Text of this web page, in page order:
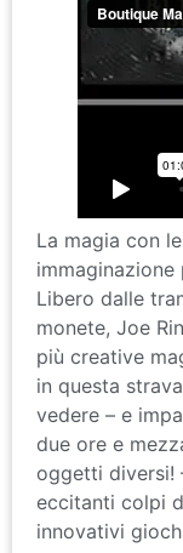
La magia con
immaginazione
Libero dalle
monete, Joe
più creative
in questa
vedere – e
due ore e
oggetti diversi!
eccitanti colpi
innovativi